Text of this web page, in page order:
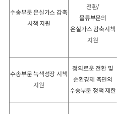
수송부문 온실가스 감축
시책 지원
전환/
물류부문의
온실가스 감축시책
지원
수송부문 녹색성장 시책
지원
정의로운 전환 및
순환경제 측면의
수송부문 정책 제한